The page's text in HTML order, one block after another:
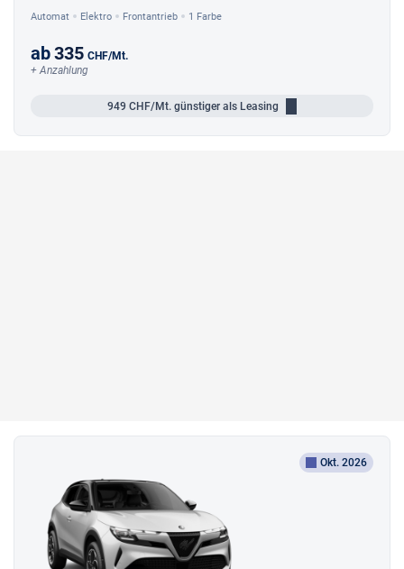
Automat Elektro Frontantrieb 1 Farbe
ab335 CHF/Mt.
+ Anzahlung
949 CHF/Mt. günstiger als Leasing
Okt. 2026